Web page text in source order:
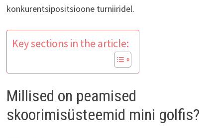
konkurentsipositsioone turniiridel.
Key sections in the article:
Millised on peamised
skoorimisüsteemid mini golfis?